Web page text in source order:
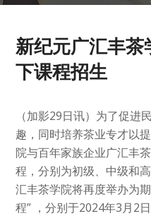
新纪元广汇丰
下课程招生
（加影29日讯）为了促进
趣，同时培养茶业专才以
院与百年家族企业广汇丰
程，分别为初级、中级和
汇丰茶学院将再度举办为
程” ，分别于2024年3月2